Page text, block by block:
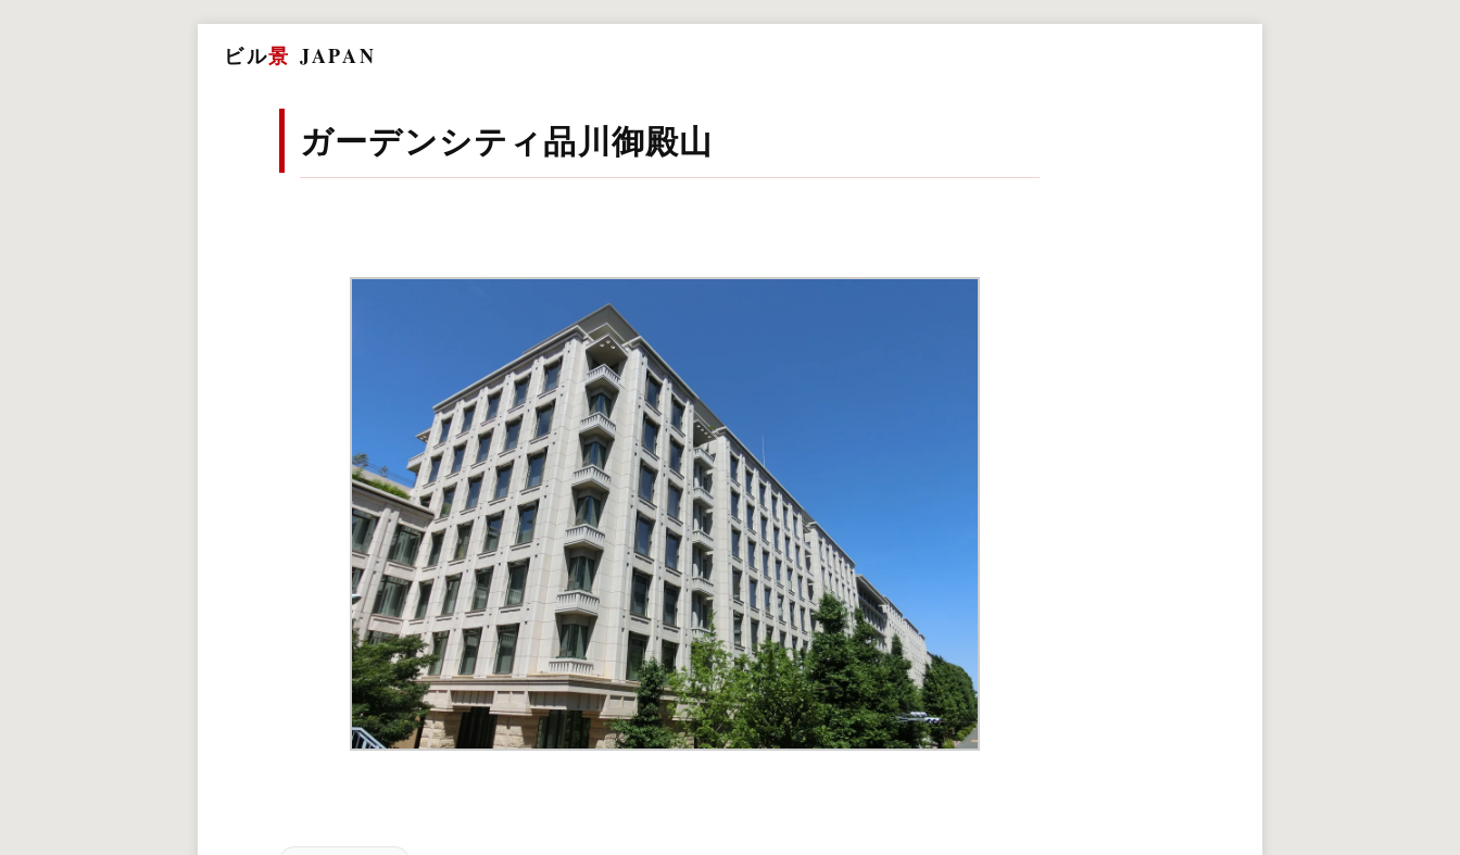
ビル景 JAPAN
ガーデンシティ品川御殿山